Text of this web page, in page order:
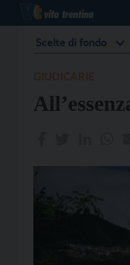
Scelte di fondo